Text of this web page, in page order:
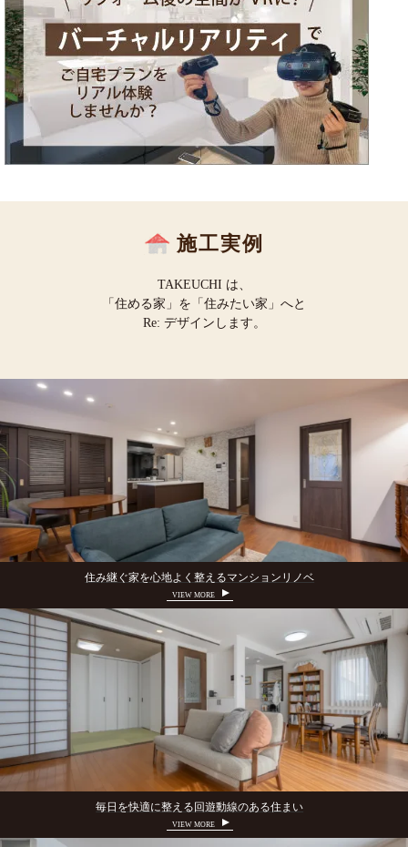
施工実例
TAKEUCHI は、
「住める家」を「住みたい家」へと
Re: デザインします。
住み継ぐ家を心地よく整えるマンションリノベ
VIEW MORE
毎日を快適に整える回遊動線のある住まい
VIEW MORE